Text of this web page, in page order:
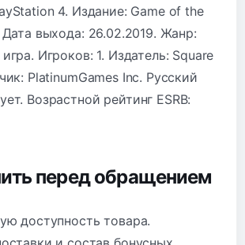
4. Издание: Game of the
Дата выхода: 26.02.2019. Жанр:
Игроков: 1. Издатель: Square
PlatinumGames Inc. Русский
Возрастной рейтинг ESRB:
перед обращением
доступность товара.